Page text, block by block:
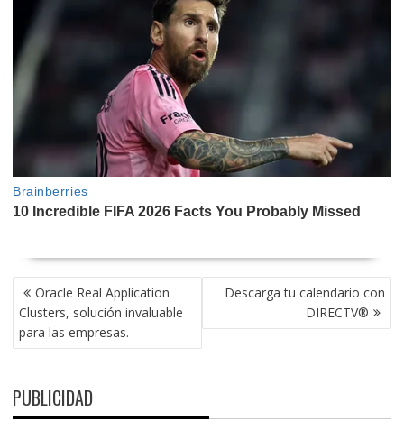
NAVEGACIÓN
DE
ENTRADAS
Oracle Real Application
Clusters, solución invaluable
para las empresas.
Descarga tu calendario con
DIRECTV®
PUBLICIDAD